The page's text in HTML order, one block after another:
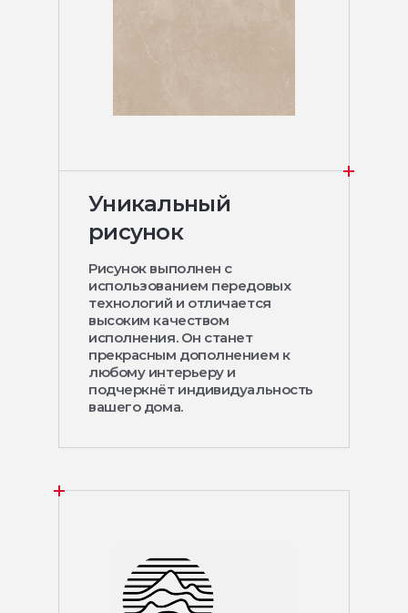
Уникальный
рисунок
Рисунок выполнен с
использованием передовых
технологий и отличается
высоким качеством
исполнения. Он станет
прекрасным дополнением к
любому интерьеру и
подчеркнёт индивидуальность
вашего дома.